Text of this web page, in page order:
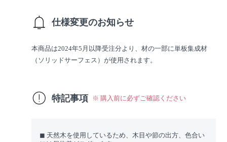
仕様変更のお知らせ
本商品は2024年5月以降受注分より、材の一部に単板集成材
（ソリッドサーフェス）が使用されます。
特記事項 ※ 購入前に必ずご確認ください
◼︎ 天然木を使用しているため、木目や節の出方、色合い